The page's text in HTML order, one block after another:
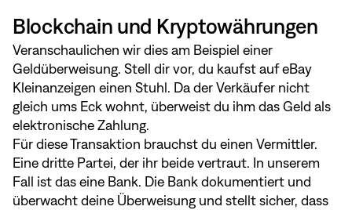
Blockchain und Kryptowährungen
Veranschaulichen wir dies am Beispiel einer
Geldüberweisung. Stell dir vor, du kaufst auf eBay
Kleinanzeigen einen Stuhl. Da der Verkäufer nicht
gleich ums Eck wohnt, überweist du ihm das Geld als
elektronische Zahlung.
Für diese Transaktion brauchst du einen Vermittler.
Eine dritte Partei, der ihr beide vertraut. In unserem
Fall ist das eine Bank. Die Bank dokumentiert und
überwacht deine Überweisung und stellt sicher, dass